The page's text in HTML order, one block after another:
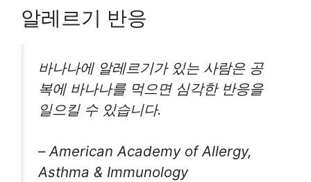
알레르기 반응
바나나에 알레르기가 있는 사람은 공
복에 바나나를 먹으면 심각한 반응을
일으킬 수 있습니다.
–American Academy of Allergy,
Asthma & Immunology